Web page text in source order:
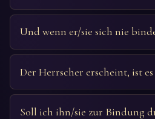
Und wenn er/sie sich nie
Der Herrscher erscheint, ist
Soll ich ihn/sie zur Bindung